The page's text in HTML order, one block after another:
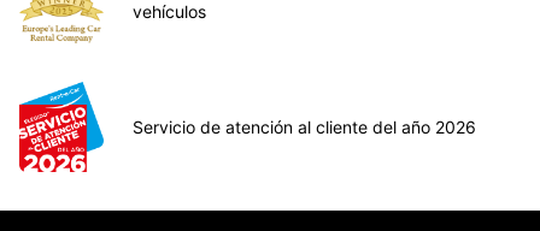
vehículos
Servicio de atención al cliente del año 2026